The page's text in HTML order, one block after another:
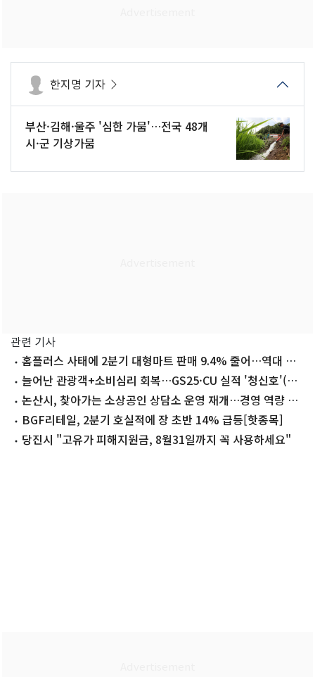
한지명 기자
부산·김해·울주 '심한 가뭄'…전국 48개
시·군 기상가뭄
관련 기사
홈플러스 사태에 2분기 대형마트 판매 9.4% 줄어…역대 최
대폭 감소
늘어난 관광객+소비심리 회복…GS25·CU 실적 '청신호'(종
합)논산시, 찾아가는 소상공인 상담소 운영 재개…경영 역량 강
화 BGF리테일, 2분기 호실적에 장 초반 14% 급등[핫종목]
당진시 "고유가 피해지원금, 8월31일까지 꼭 사용하세요"